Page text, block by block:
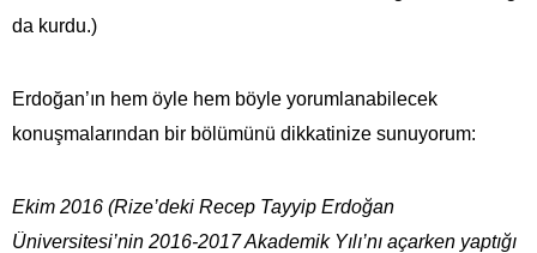
da kurdu.)
Erdoğan’ın hem öyle hem böyle yorumlanabilecek
konuşmalarından bir bölümünü dikkatinize sunuyorum:
Ekim 2016 (Rize’deki Recep Tayyip Erdoğan
Üniversitesi’nin 2016-2017 Akademik Yılı’nı açarken yaptığı